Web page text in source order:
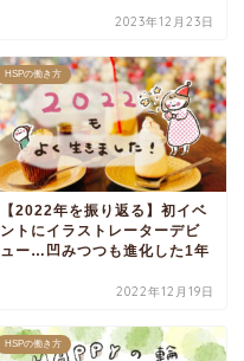
2023年12月23日
HSPの働き方
【2022年を振り返る】初イベ
ントにイラストレーターデビ
ュー…凹みつつも進化した1年
2022年12月19日
HSPの働き方